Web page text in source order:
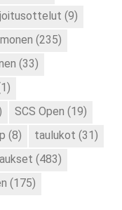
(9)
(235)
(33)
SCS Open (19)
(8) taulukot (31)
(483)
(175)